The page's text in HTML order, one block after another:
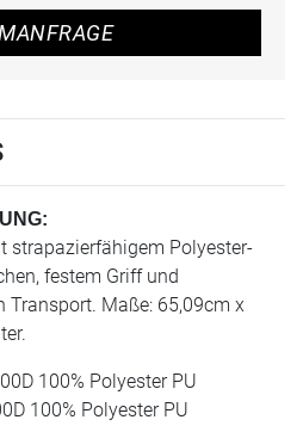
strapazierfähigem Polyester-
festem Griff und
Transport. Maße: 65,09cm x
100% Polyester PU
100% Polyester PU